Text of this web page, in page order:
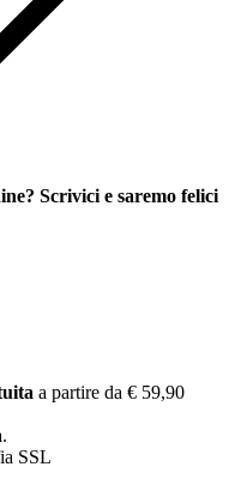
Scrivici e saremo felici
a partire da € 59,90
.
SSL